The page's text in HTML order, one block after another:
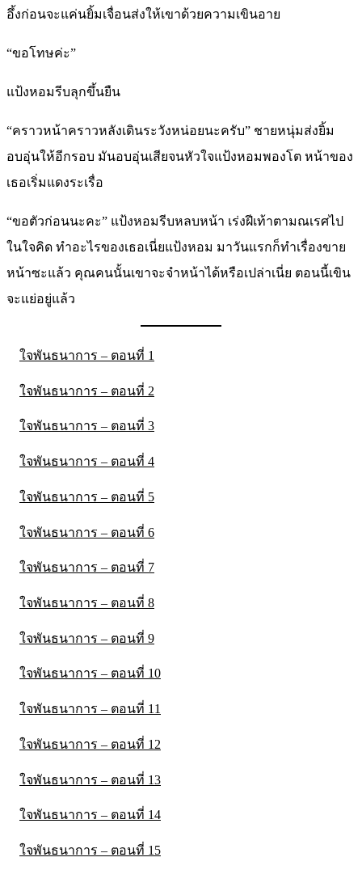
อึ้งก่อนจะแค่นยิ้มเจื่อนส่งให้เขาด้วยความเขินอาย
“ขอโทษค่ะ”
แป้งหอมรีบลุกขึ้นยืน
“คราวหน้าคราวหลังเดินระวังหน่อยนะครับ” ชายหนุ่มส่งยิ้ม
อบอุ่นให้อีกรอบ มันอบอุ่นเสียจนหัวใจแป้งหอมพองโต หน้าของ
เธอเริ่มแดงระเรื่อ
“ขอตัวก่อนนะคะ” แป้งหอมรีบหลบหน้า เร่งฝีเท้าตามณเรศไป
ในใจคิด ทำอะไรของเธอเนี่ยแป้งหอม มาวันแรกก็ทำเรื่องขาย
หน้าซะแล้ว คุณคนนั้นเขาจะจำหน้าได้หรือเปล่าเนี่ย ตอนนี้เขิน
จะแย่อยู่แล้ว
ใจพันธนาการ – ตอนที่ 1
ใจพันธนาการ – ตอนที่ 2
ใจพันธนาการ – ตอนที่ 3
ใจพันธนาการ – ตอนที่ 4
ใจพันธนาการ – ตอนที่ 5
ใจพันธนาการ – ตอนที่ 6
ใจพันธนาการ – ตอนที่ 7
ใจพันธนาการ – ตอนที่ 8
ใจพันธนาการ – ตอนที่ 9
ใจพันธนาการ – ตอนที่ 10
ใจพันธนาการ – ตอนที่ 11
ใจพันธนาการ – ตอนที่ 12
ใจพันธนาการ – ตอนที่ 13
ใจพันธนาการ – ตอนที่ 14
ใจพันธนาการ – ตอนที่ 15